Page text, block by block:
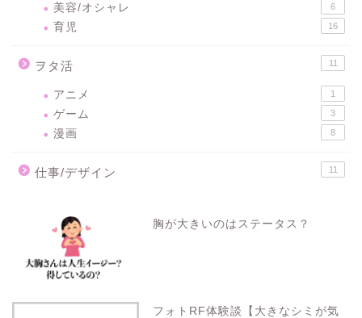
美容/オシャレ 6
育児 16
ヲタ活 11
アニメ 1
ゲーム 3
漫画 8
仕事/デザイン 11
胸が大きいのはステータス？
フォトRF体験談【大きなシミが気